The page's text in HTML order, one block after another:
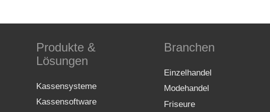
Produkte &
Lösungen
Kassensysteme
Kassensoftware
Branchen
Einzelhandel
Modehandel
Friseure